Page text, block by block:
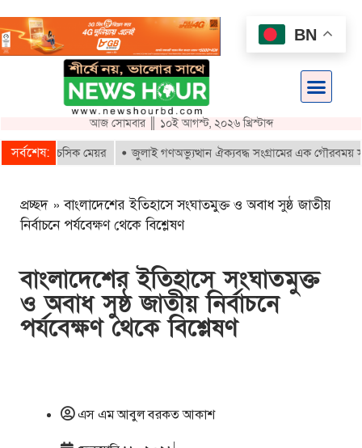
আজ সোমবার ║ ১০ই আগস্ট, ২০২৬ খ্রিস্টাব্দ
সর্বশেষ:
চসিক মেয়র জুলাই গণঅভ্যুত্থান ঐক্যবদ্ধ সংগ্রামের এক গৌরবময় স্মারক:
প্রচ্ছদ »বাংলাদেশের ইতিহাসে সংঘাতমুক্ত ও অবাধ সুষ্ঠ জাতীয়
নির্বাচনে পর্যবেক্ষণ থেকে বিশ্লেষণ
বাংলাদেশের ইতিহাসে সংঘাতমুক্ত
ও অবাধ সুষ্ঠ জাতীয় নির্বাচনে
পর্যবেক্ষণ থেকে বিশ্লেষণ
এস এম আবুল বরকত আকাশ
BN